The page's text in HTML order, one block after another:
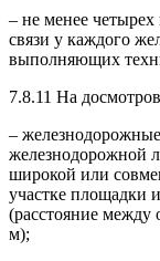
– не менее
связи у каждого
выполняющих
7.8.11 На
–
железнодорожной
широкой или
участке площадки
(расстояние
м);